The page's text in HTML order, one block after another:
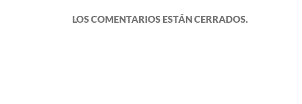
LOS COMENTARIOS ESTÁN CERRADOS.